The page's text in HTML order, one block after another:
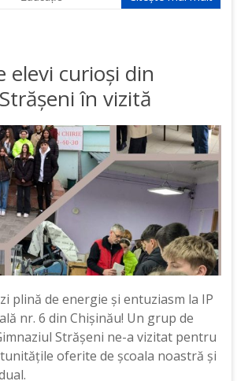
elevi curioși din
în vizită
plină de energie și entuziasm la IP
nr. 6 din Chișinău! Un grup de
Strășeni ne-a vizitat pentru
oferite de școala noastră și